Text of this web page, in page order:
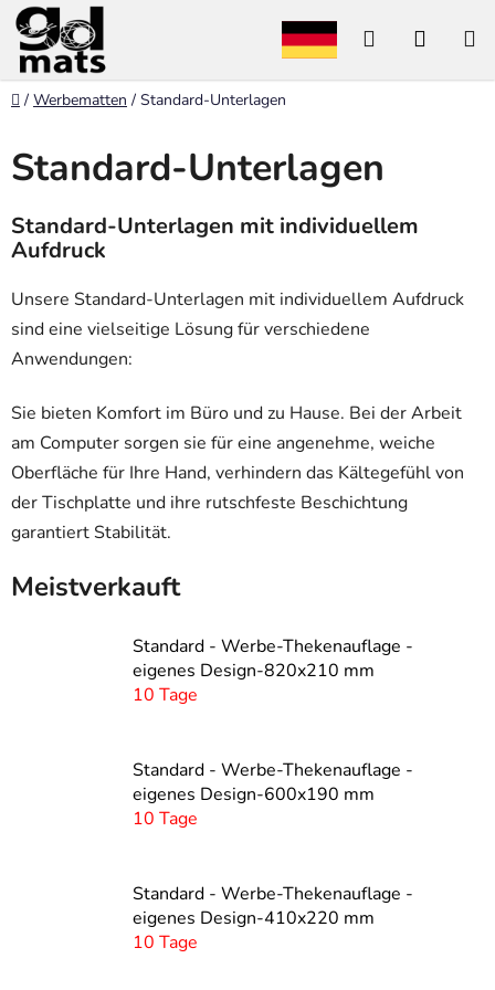
Zum
Inhalt
springen
Suchen
Startseite
/ Werbematten / Standard-Unterlagen
Standard-Unterlagen
Standard-Unterlagen mit individuellem
Aufdruck
Unsere Standard-Unterlagen mit individuellem Aufdruck
sind eine vielseitige Lösung für verschiedene
Anwendungen:
Sie bieten Komfort im Büro und zu Hause. Bei der Arbeit
am Computer sorgen sie für eine angenehme, weiche
Oberfläche für Ihre Hand, verhindern das Kältegefühl von
der Tischplatte und ihre rutschfeste Beschichtung
garantiert Stabilität.
Meistverkauft
Standard - Werbe-Thekenauflage -
eigenes Design-820x210 mm
10 Tage
Standard - Werbe-Thekenauflage -
eigenes Design-600x190 mm
10 Tage
Standard - Werbe-Thekenauflage -
eigenes Design-410x220 mm
10 Tage